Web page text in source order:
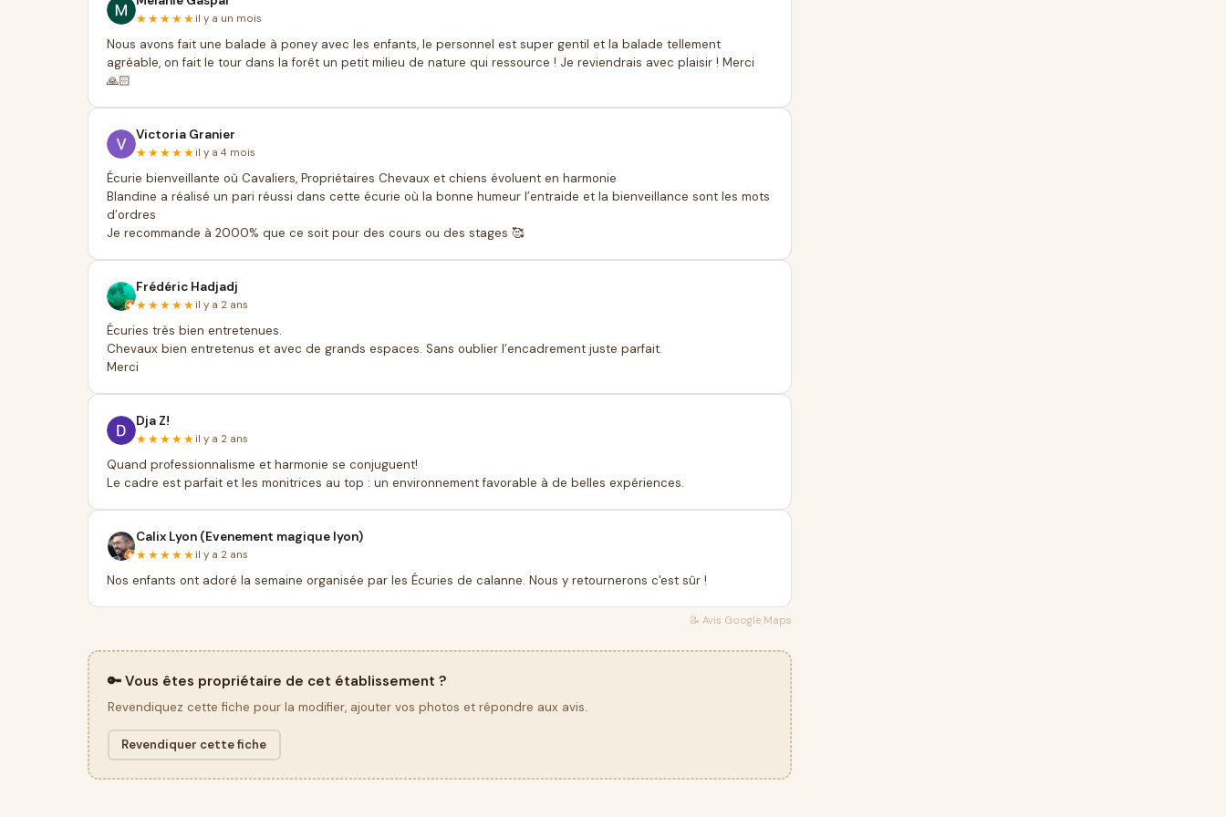
★★★★★ il y a un mois
Nous avons fait une balade à poney avec les enfants, le personnel est super gentil et la balade tellement
agréable, on fait le tour dans la forêt un petit milieu de nature qui ressource ! Je reviendrais avec plaisir ! Merci
🙏🏻
Victoria Granier
★★★★★ il y a 4 mois
Écurie bienveillante où Cavaliers, Propriétaires Chevaux et chiens évoluent en harmonie
Blandine a réalisé un pari réussi dans cette écurie où la bonne humeur l’entraide et la bienveillance sont les mots
d’ordres
Je recommande à 2000% que ce soit pour des cours ou des stages 🥰
Frédéric Hadjadj
★★★★★ il y a 2 ans
Écuries très bien entretenues.
Chevaux bien entretenus et avec de grands espaces. Sans oublier l’encadrement juste parfait.
Merci
Dja Z!
★★★★★ il y a 2 ans
Quand professionnalisme et harmonie se conjuguent!
Le cadre est parfait et les monitrices au top : un environnement favorable à de belles expériences.
Calix Lyon (Evenement magique lyon)
★★★★★ il y a 2 ans
Nos enfants ont adoré la semaine organisée par les Écuries de calanne. Nous y retournerons c'est sûr !
📝 Avis Google Maps
🔑 Vous êtes propriétaire de cet établissement ?
Revendiquez cette fiche pour la modifier, ajouter vos photos et répondre aux avis.
Revendiquer cette fiche